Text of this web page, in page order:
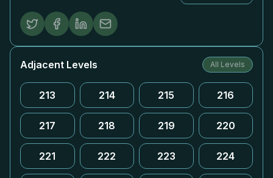
Adjacent Levels All Levels
213 214 215 216
217 218 219 220
221 222 223 224